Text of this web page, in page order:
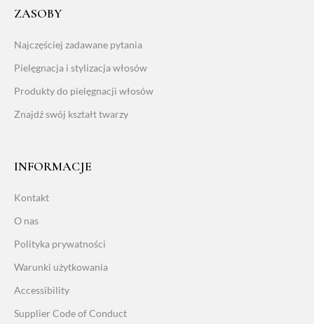
ZASOBY
Najczęściej zadawane pytania
Pielęgnacja i stylizacja włosów
Produkty do pielęgnacji włosów
Znajdź swój kształt twarzy
INFORMACJE
Kontakt
O nas
Polityka prywatności
Warunki użytkowania
Accessibility
Supplier Code of Conduct